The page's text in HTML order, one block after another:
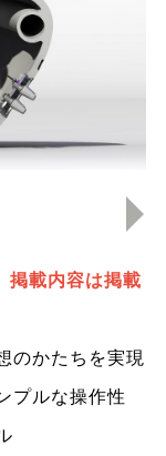
掲載内容は掲載
のかたちを実現
プルな操作性